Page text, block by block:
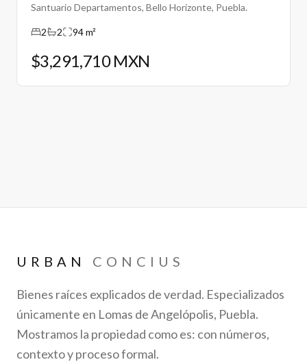
Santuario Departamentos, Bello Horizonte, Puebla.
2 2 94 m²
$3,291,710 MXN
URBAN CONCIUS
Bienes raíces explicados de verdad. Especializados
únicamente en Lomas de Angelópolis, Puebla.
Mostramos la propiedad como es: con números,
contexto y proceso formal.